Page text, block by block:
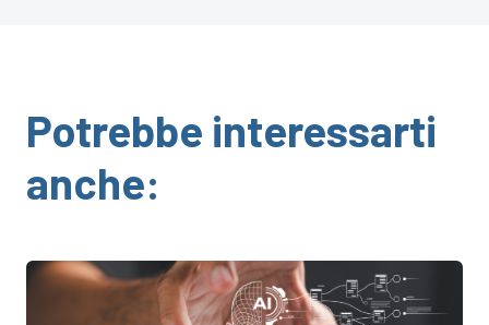
Potrebbe interessarti
anche: